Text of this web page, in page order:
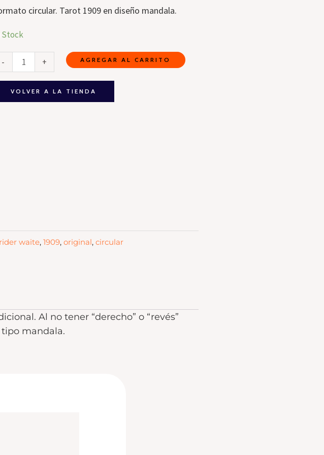
circular. Tarot 1909 en diseño mandala.
Stock
- + AGREGAR AL CARRITO
VOLVER A LA TIENDA
rider waite, 1909, original, circular
Al no tener “derecho” o “revés”
mandala.